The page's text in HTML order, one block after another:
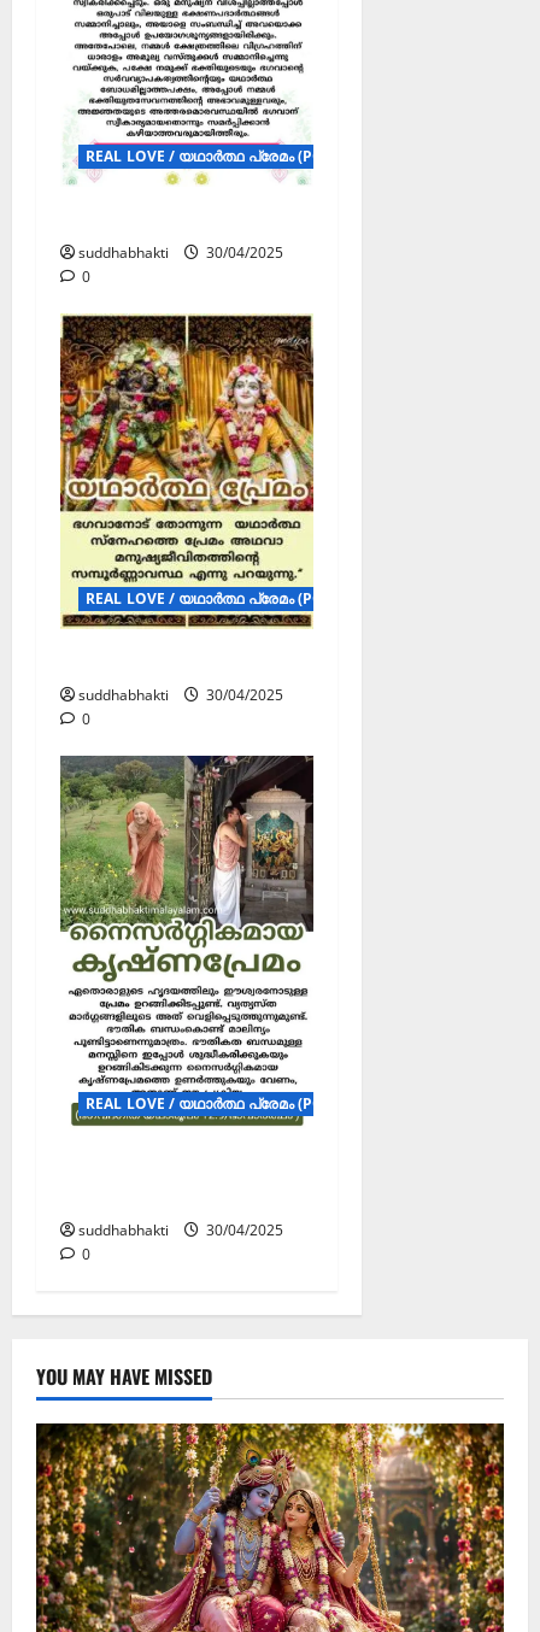
REAL LOVE / യഥാർത്ഥ പ്രേമം (POSTERS)
suddhabhakti
30/04/2025
0
REAL LOVE / യഥാർത്ഥ പ്രേമം (POSTERS)
suddhabhakti
30/04/2025
0
REAL LOVE / യഥാർത്ഥ പ്രേമം (POSTERS)
suddhabhakti
30/04/2025
0
YOU MAY HAVE MISSED